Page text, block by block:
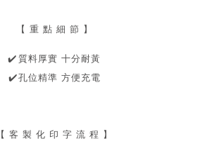
【 重 點 細 節 】
✔ 質料厚實 十分耐黃
✔孔位精準 方便充電
【 客 製 化 印 字 流 程 】